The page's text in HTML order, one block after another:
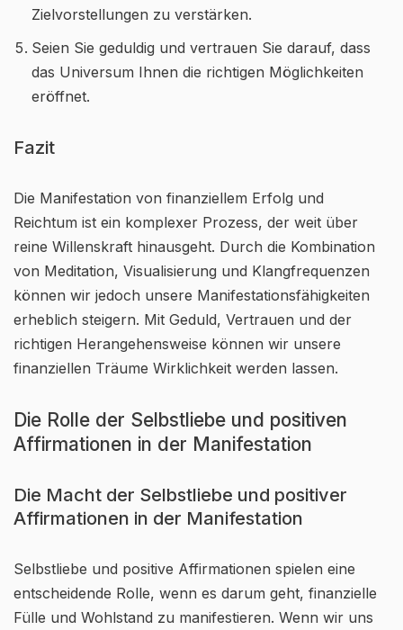
Zielvorstellungen zu verstärken.
Seien Sie geduldig und vertrauen Sie darauf, dass
das Universum Ihnen die richtigen Möglichkeiten
eröffnet.
Fazit
Die Manifestation von finanziellem Erfolg und
Reichtum ist ein komplexer Prozess, der weit über
reine Willenskraft hinausgeht. Durch die Kombination
von Meditation, Visualisierung und Klangfrequenzen
können wir jedoch unsere Manifestationsfähigkeiten
erheblich steigern. Mit Geduld, Vertrauen und der
richtigen Herangehensweise können wir unsere
finanziellen Träume Wirklichkeit werden lassen.
Die Rolle der Selbstliebe und positiven
Affirmationen in der Manifestation
Die Macht der Selbstliebe und positiver
Affirmationen in der Manifestation
Selbstliebe und positive Affirmationen spielen eine
entscheidende Rolle, wenn es darum geht, finanzielle
Fülle und Wohlstand zu manifestieren. Wenn wir uns